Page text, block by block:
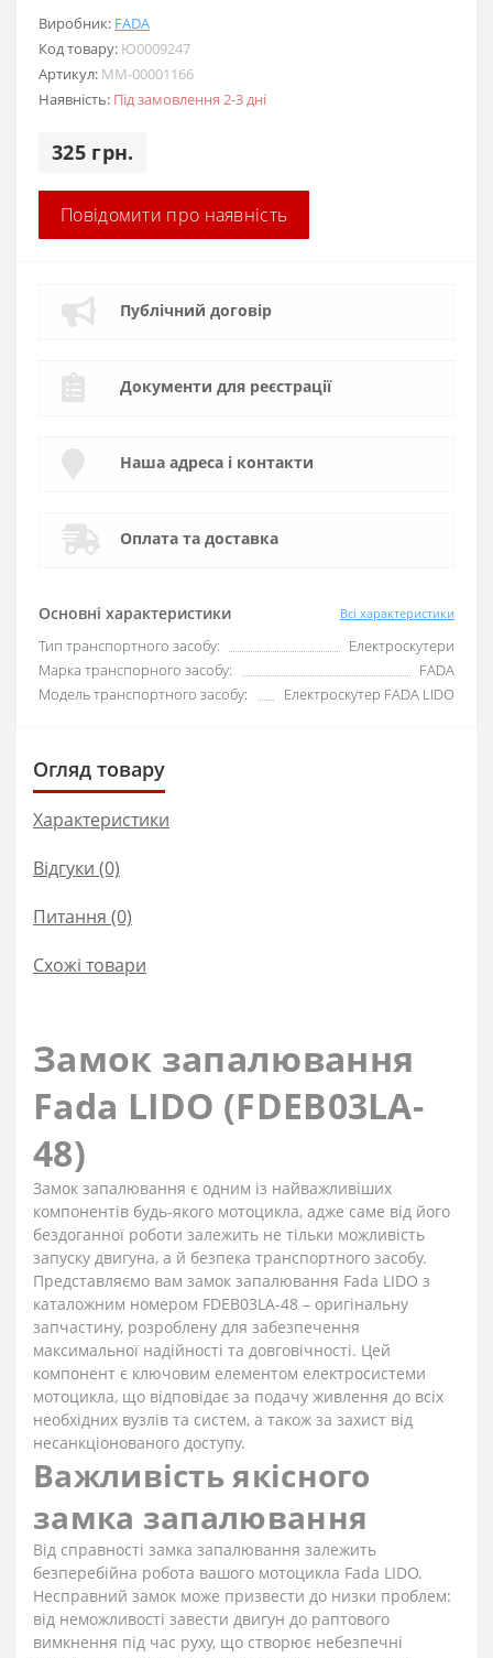
Виробник: FADA
Код товару: Ю0009247
Артикул: MM-00001166
Наявність: Під замовлення 2-3 дні
325 грн.
Повідомити про наявність
Основні характеристики Всі характеристики
Тип транспортного засобу:
Електроскутери
Марка транспорного засобу:
FADA
Модель транспортного засобу:
Електроскутер FADA LIDO
Публічний договір
Документи для реєстрації
Наша адреса і контакти
Оплата та доставка
Огляд товару
Характеристики
Відгуки (0)
Питання (0)
Схожі товари
Замок запалювання
Fada LIDO (FDEB03LA-
48)
Замок запалювання є одним із найважливіших
компонентів будь-якого мотоцикла, адже саме від його
бездоганної роботи залежить не тільки можливість
запуску двигуна, а й безпека транспортного засобу.
Представляємо вам замок запалювання Fada LIDO з
каталожним номером FDEB03LA-48 – оригінальну
запчастину, розроблену для забезпечення
максимальної надійності та довговічності. Цей
компонент є ключовим елементом електросистеми
мотоцикла, що відповідає за подачу живлення до всіх
необхідних вузлів та систем, а також за захист від
несанкціонованого доступу.
Важливість якісного
замка запалювання
Від справності замка запалювання залежить
безперебійна робота вашого мотоцикла Fada LIDO.
Несправний замок може призвести до низки проблем:
від неможливості завести двигун до раптового
вимкнення під час руху, що створює небезпечні